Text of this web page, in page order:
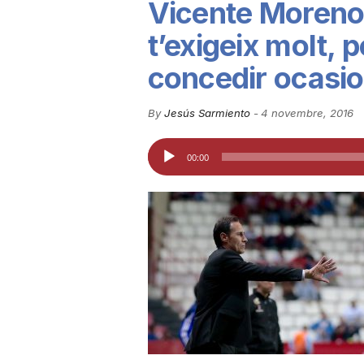
u
d
e
T
Vicente
t’exigeix molt,
concedir
By Jesús Sarmiento- 4 novembre, 2016
Reproductor
d'àudio
00:00